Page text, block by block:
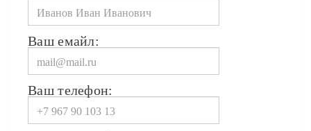
Ваш емайл:
Ваш телефон: